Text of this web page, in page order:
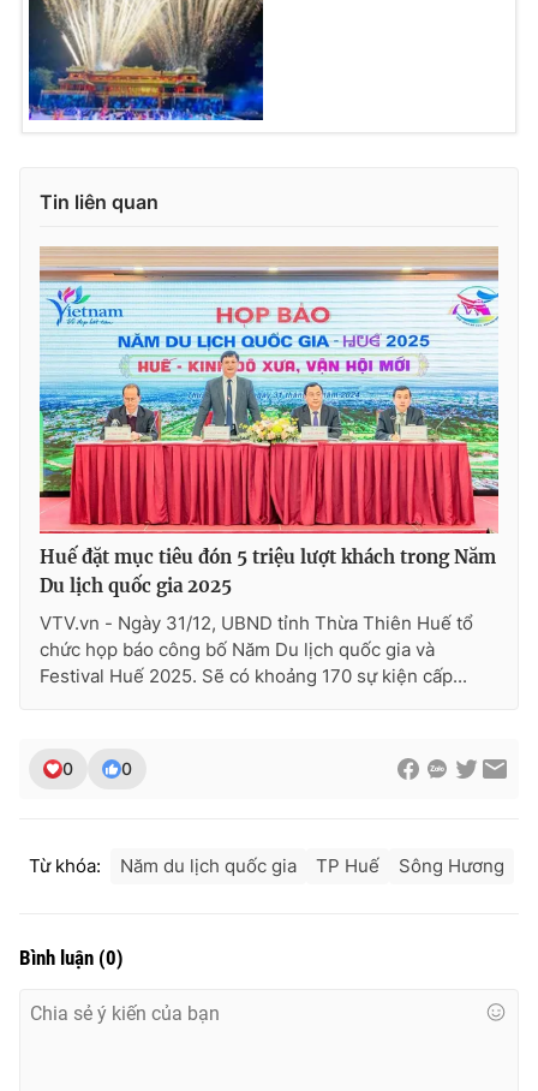
Tin liên quan
Huế đặt mục tiêu đón 5 triệu lượt khách trong Năm
Du lịch quốc gia 2025
VTV.vn - Ngày 31/12, UBND tỉnh Thừa Thiên Huế tổ
chức họp báo công bố Năm Du lịch quốc gia và
Festival Huế 2025. Sẽ có khoảng 170 sự kiện cấp...
0 0
Từ khóa: Năm du lịch quốc gia TP Huế Sông Hương
Bình luận (0)